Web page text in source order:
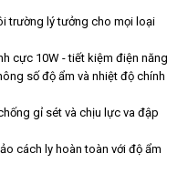
trường lý tưởng cho mọi loại
cực 10W - tiết kiệm điện năng
số độ ẩm và nhiệt độ chính
gỉ sét và chịu lực va đập
cách ly hoàn toàn với độ ẩm